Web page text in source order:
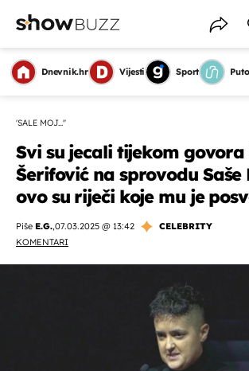
Dnevnik.hr Vijesti Sport
'SALE MOJ...''
Svi su jecali tijekom
Šerifović na sprovodu Saše
ovo su riječi koje mu je
Piše E.G.,07.03.2025 @ 13:42
CELEBRITY
KOMENTARI
OMOGUĆI OBAVIJESTI